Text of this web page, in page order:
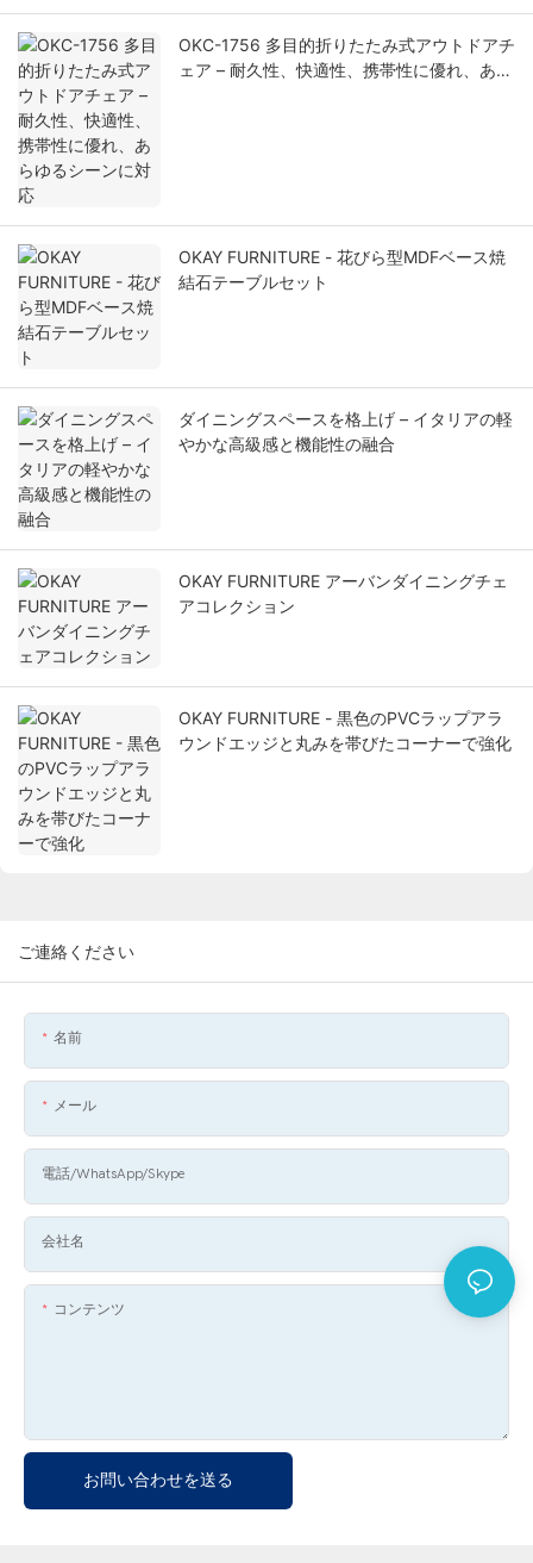
OKC-1756 多目的折りたたみ式アウトドアチ
ェア – 耐久性、快適性、携帯性に優れ、あら
OKAY FURNITURE - 花びら型MDFベース焼
結石テーブルセット
ダイニングスペースを格上げ – イタリアの軽
やかな高級感と機能性の融合
OKAY FURNITURE アーバンダイニングチェ
アコレクション
OKAY FURNITURE - 黒色のPVCラップアラ
ウンドエッジと丸みを帯びたコーナーで強化
ご連絡ください
名前
メール
電話/WhatsApp/Skype
会社名
コンテンツ
お問い合わせを送る